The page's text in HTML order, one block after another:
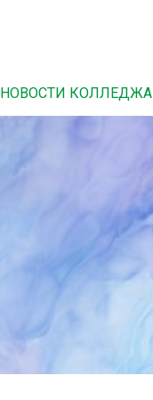
НОВОСТИ КОЛЛЕДЖА